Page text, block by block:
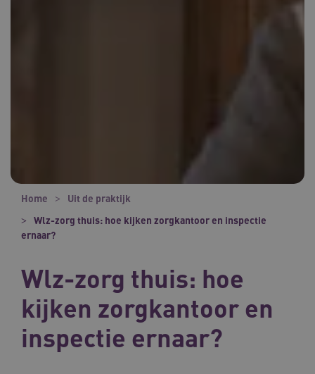
Home
Uit de praktijk
Wlz-zorg thuis: hoe kijken zorgkantoor en inspectie
ernaar?
Wlz-zorg thuis: hoe
kijken zorgkantoor en
inspectie ernaar?